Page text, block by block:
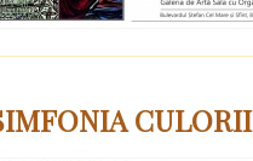
CULORII